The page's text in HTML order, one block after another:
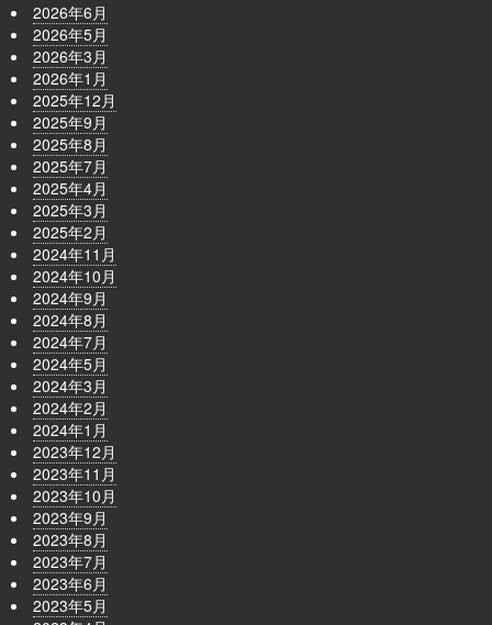
2026年6月
2026年5月
2026年3月
2026年1月
2025年12月
2025年9月
2025年8月
2025年7月
2025年4月
2025年3月
2025年2月
2024年11月
2024年10月
2024年9月
2024年8月
2024年7月
2024年5月
2024年3月
2024年2月
2024年1月
2023年12月
2023年11月
2023年10月
2023年9月
2023年8月
2023年7月
2023年6月
2023年5月